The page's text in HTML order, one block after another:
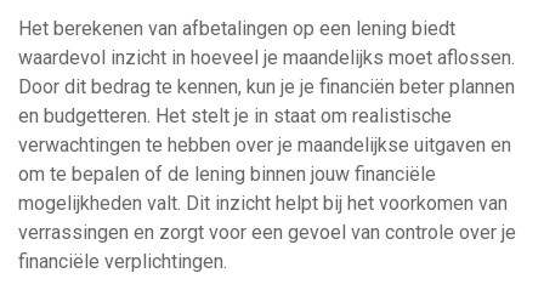
Het berekenen van afbetalingen op een lening biedt
waardevol inzicht in hoeveel je maandelijks moet aflossen.
Door dit bedrag te kennen, kun je je financiën beter plannen
en budgetteren. Het stelt je in staat om realistische
verwachtingen te hebben over je maandelijkse uitgaven en
om te bepalen of de lening binnen jouw financiële
mogelijkheden valt. Dit inzicht helpt bij het voorkomen van
verrassingen en zorgt voor een gevoel van controle over je
financiële verplichtingen.